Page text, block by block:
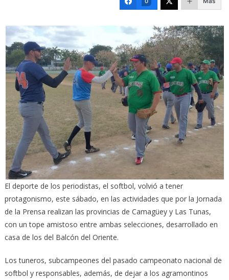
El deporte de los periodistas, el softbol, volvió a tener
protagonismo, este sábado, en las actividades que por la Jornada
de la Prensa realizan las provincias de Camagüey y Las Tunas,
con un tope amistoso entre ambas selecciones, desarrollado en
casa de los del Balcón del Oriente.
Los tuneros, subcampeones del pasado campeonato nacional de
softbol y responsables, además, de dejar a los agramontinos